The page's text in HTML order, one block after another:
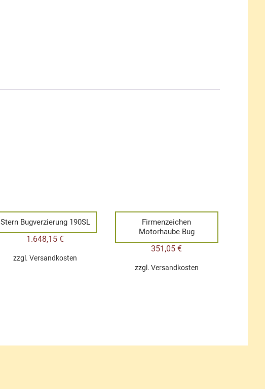
Stern Bugverzierung 190SL
1.648,15€
zzgl.Versandkosten
Firmenzeichen
Motorhaube Bug
351,05€
zzgl. Versandkosten